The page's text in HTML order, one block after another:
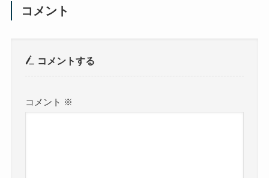
コメント
コメントする
コメント ※